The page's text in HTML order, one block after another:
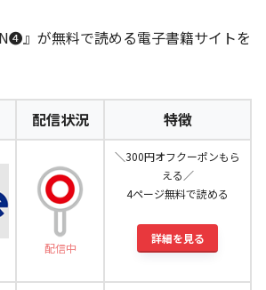
』が無料で読める電子書籍サイトを
配信状況 特徴
配信中
＼300円オフクーポンもら
える／
4ページ無料で読める
詳細を見る